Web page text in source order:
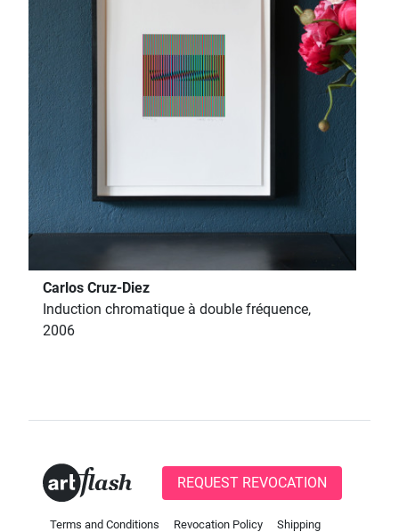
Carlos Cruz-Diez
Induction chromatique à double fréquence,
2006
REQUEST REVOCATION
Terms and Conditions Revocation Policy Shipping